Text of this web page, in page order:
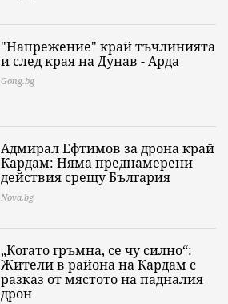
"Напрежение" край тъчлинията
и след края на Дунав - Арда
Gong.bg
Адмирал Ефтимов за дрона край
Кардам: Няма преднамерени
действия срещу България
Nova.bg
„Когато гръмна, се чу силно“:
Жители в района на Кардам с
разказ от мястото на падналия
дрон